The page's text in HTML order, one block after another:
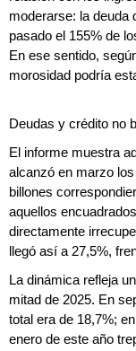
moderarse: la deuda
pasado el 155% de
En ese sentido,
morosidad podría
Deudas y crédito no
El informe muestra
alcanzó en marzo
billones
aquellos
directamente
llegó así a 27,5%,
La dinámica refleja
mitad de 2025. En
total era de 18,7%;
enero de este año